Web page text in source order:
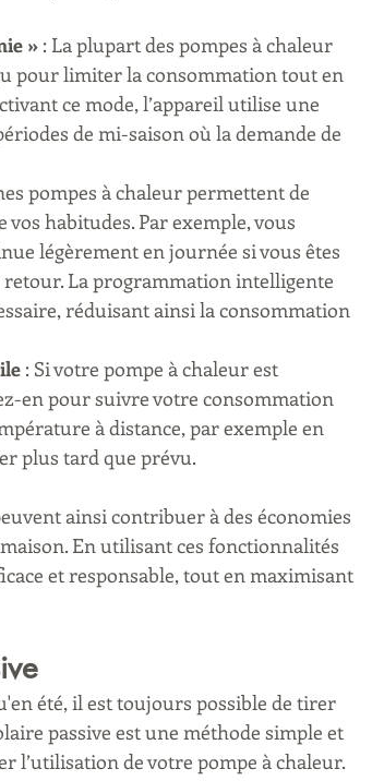
» : La plupart des pompes à chaleur
pour limiter la consommation tout en
ce mode, l’appareil utilise une
de mi-saison où la demande de
pompes à chaleur permettent de
habitudes. Par exemple, vous
légèrement en journée si vous êtes
retour. La programmation intelligente
réduisant ainsi la consommation
: Si votre pompe à chaleur est
en pour suivre votre consommation
à distance, par exemple en
plus tard que prévu.
ainsi contribuer à des économies
En utilisant ces fonctionnalités
et responsable, tout en maximisant
été, il est toujours possible de tirer
passive est une méthode simple et
l’utilisation de votre pompe à chaleur.